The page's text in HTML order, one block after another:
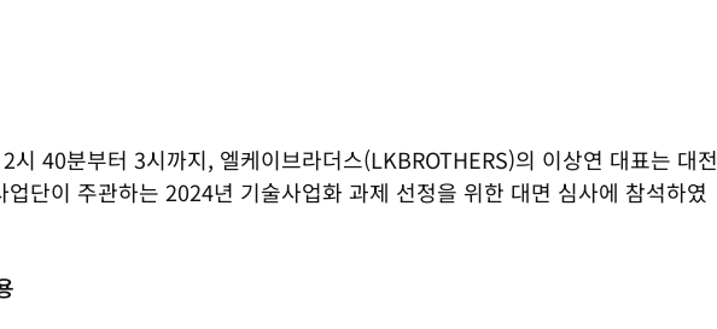
시 40분부터 3시까지, 엘케이브라더스(LKBROTHERS)의 이상연 대표는 대전
단이 주관하는 2024년 기술사업화 과제 선정을 위한 대면 심사에 참석하였